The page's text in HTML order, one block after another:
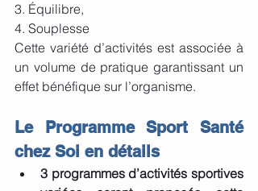
3. Équilibre,
4. Souplesse
Cette variété d’activités est associée à
un volume de pratique garantissant un
effet bénéfique sur l’organisme.
Le Programme Sport Santé
chez Soi en détails
3 programmes d’activités sportives